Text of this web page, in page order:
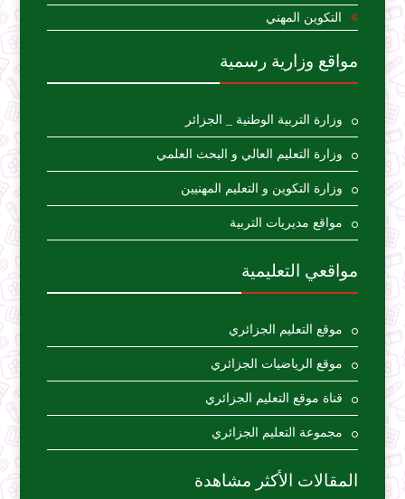
التكوين المهني
مواقع وزارية رسمية
وزارة التربية الوطنية _ الجزائر
وزارة التعليم العالي و البحث العلمي
وزارة التكوين و التعليم المهنيين
مواقع مديريات التربية
مواقعي التعليمية
موقع التعليم الجزائري
موقع الرياضيات الجزائري
قناة موقع التعليم الجزائري
مجموعة التعليم الجزائري
المقالات الأكثر مشاهدة